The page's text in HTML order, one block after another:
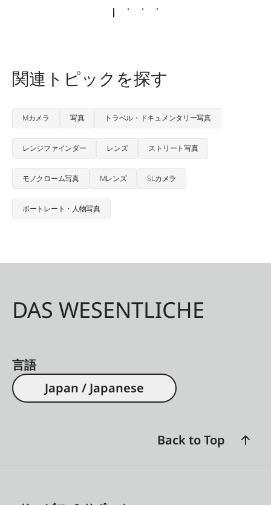
関連トピックを探す
Mカメラ 写真 トラベル・ドキュメンタリー写真
レンジファインダー レンズ ストリート写真
モノクローム写真 Mレンズ SLカメラ
ポートレート・人物写真
DAS WESENTLICHE
言語
Japan / Japanese
Back to Top